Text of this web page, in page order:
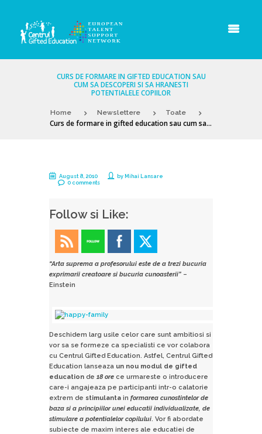
CURS DE FORMARE IN GIFTED EDUCATION SAU
CUM SA DESCOPERI SI SA HRANESTI
POTENTIALELE COPIILOR
Home Newslettere Toate
Curs de formare in gifted education sau cum sa...
August 8, 2010 by Mihai Lansare
0 comments
Follow si Like:
“Arta suprema a profesorului este de a trezi bucuria
exprimarii creatoare si bucuria cunoasterii” –
Einstein
Deschidem larg usile celor care sunt ambitiosi si
vor sa se formeze ca specialisti ce vor colabora
cu Centrul Gifted Education. Astfel, Centrul Gifted
Education lanseaza un nou modul de gifted
education de 18 ore ce urmareste o introducere
care-i angajeaza pe participanti intr-o calatorie
extrem de stimulanta in formarea cunostintelor de
baza si a principiilor unei educatii individualizate, de
stimulare a potentialelor copilului. Vor fi abordate
subiecte de maxim interes ale educatiei de